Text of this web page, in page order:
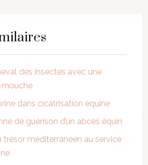
des insectes avec une
dans cicatrisation équine
de guérison d’un abcès équin
trésor méditerranéen au service